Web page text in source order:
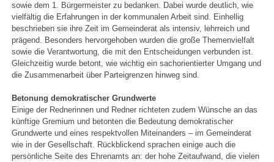
sowie dem 1. Bürgermeister zu bedanken. Dabei wurde deutlich, wie
vielfältig die Erfahrungen in der kommunalen Arbeit sind. Einhellig
beschrieben sie ihre Zeit im Gemeinderat als intensiv, lehrreich und
prägend. Besonders hervorgehoben wurden die große Themenvielfalt
sowie die Verantwortung, die mit den Entscheidungen verbunden ist.
Gleichzeitig wurde betont, wie wichtig ein sachorientierter Umgang und
die Zusammenarbeit über Parteigrenzen hinweg sind.
Betonung demokratischer Grundwerte
Einige der Rednerinnen und Redner richteten zudem Wünsche an das
künftige Gremium und betonten die Bedeutung demokratischer
Grundwerte und eines respektvollen Miteinanders – im Gemeinderat
wie in der Gesellschaft. Rückblickend sprachen einige auch die
persönliche Seite des Ehrenamts an: der hohe Zeitaufwand, die vielen